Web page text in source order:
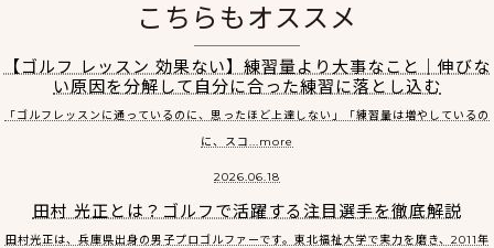
こちらもオススメ
【ゴルフ レッスン 効果ない】練習量より大事なこと｜伸びな
い原因を分解して自分に合った練習に落とし込む
「ゴルフレッスンに通っているのに、思ったほど上達しない」「練習量は増やしているの
に、スコ...more
2026.06.18
田村 光正とは？ゴルフで活躍する注目選手を徹底解説
田村光正は、兵庫県出身の男子プロゴルファーです。東北福祉大学で実力を磨き、2011年